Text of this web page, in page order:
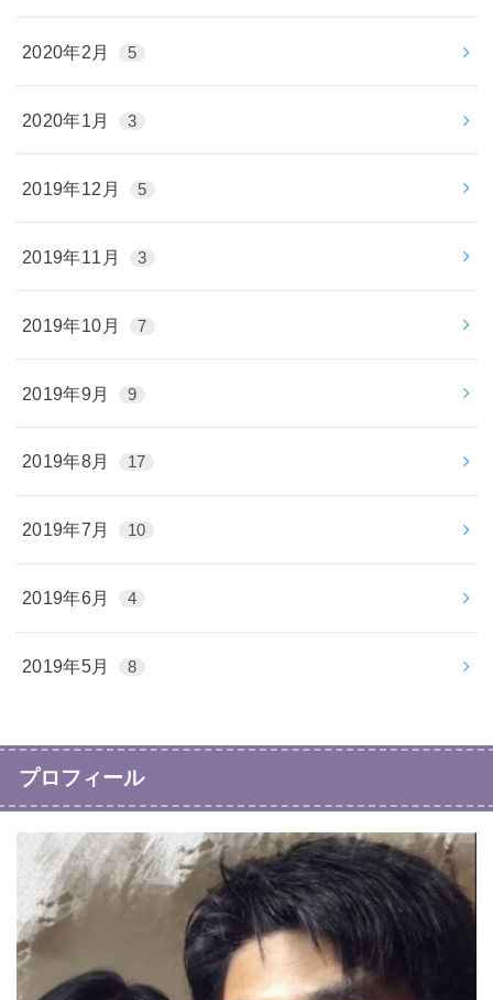
2020年2月 5
2020年1月 3
2019年12月 5
2019年11月 3
2019年10月 7
2019年9月 9
2019年8月 17
2019年7月 10
2019年6月 4
2019年5月 8
プロフィール